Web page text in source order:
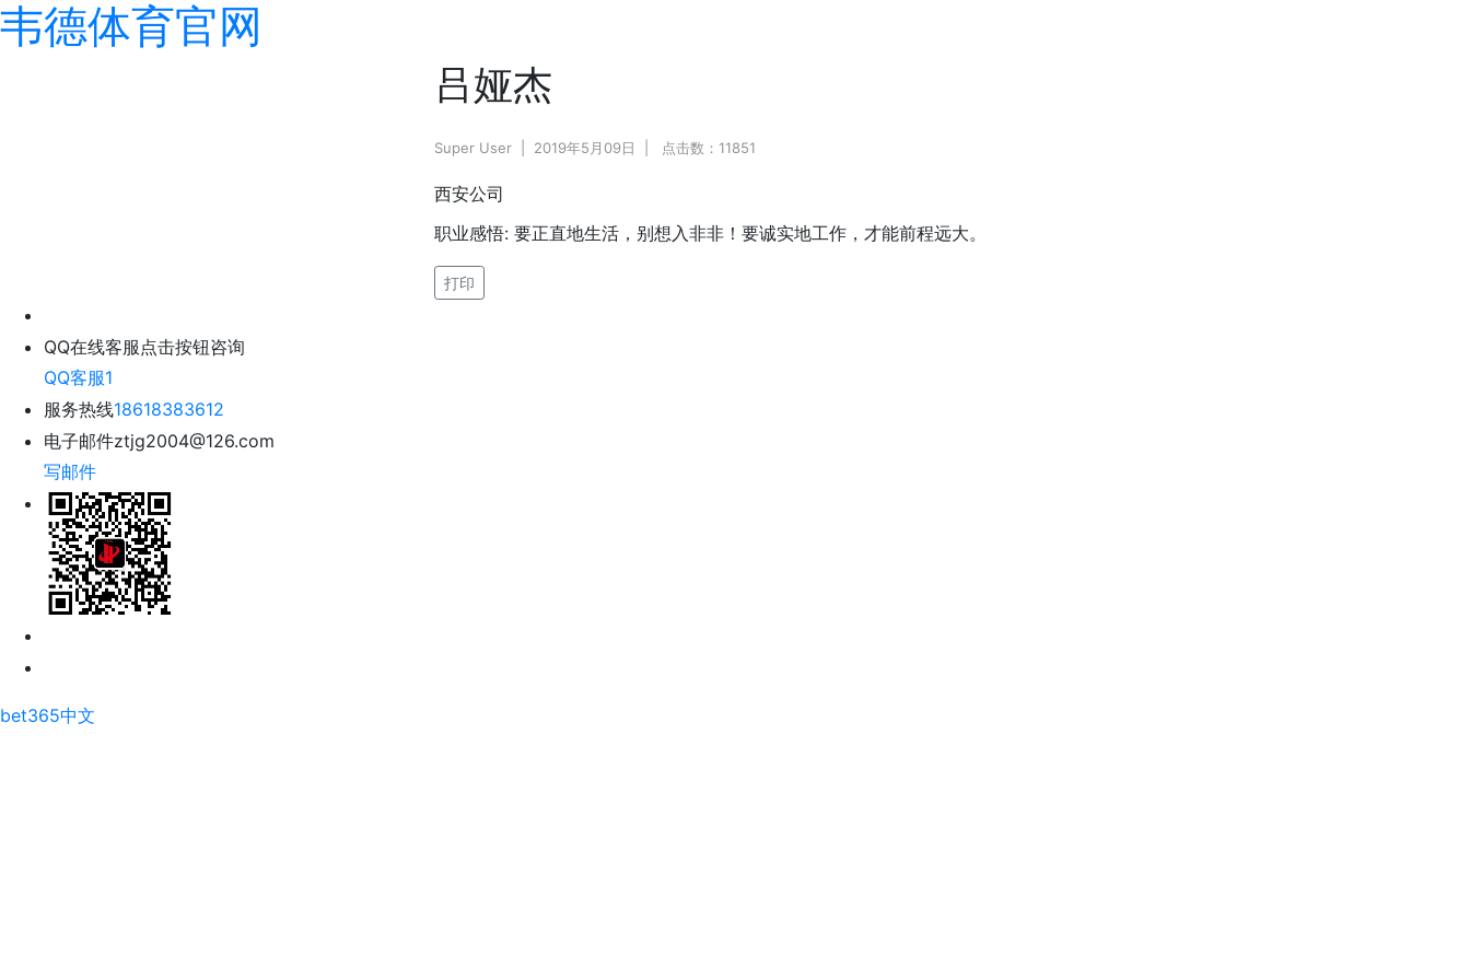
韦德体育官网
吕娅杰
Super User 2019年5月09日 点击数：11851
西安公司
职业感悟: 要正直地生活，别想入非非！要诚实地工作，才能前程远大。
打印
QQ在线客服 点击按钮咨询
QQ客服1
服务热线18618383612
电子邮件ztjg2004@126.com
写邮件
bet365中文